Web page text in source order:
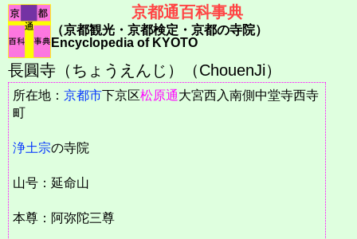
京都通百科事典
（京都観光・京都検定・京都の寺院）
Encyclopedia of KYOTO
長圓寺（ちょうえんじ）（ChouenJi）
所在地： 京都市下京区松原通大宮西入南側中堂寺西寺
町
浄土宗の寺院
山号：延命山
本尊：阿弥陀三尊